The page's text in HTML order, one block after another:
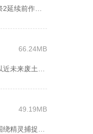
偶像梦幻祭2延续前作完整世界观，玩家以制作人身份陪伴49位少...
66.24MB
火线战姬以近未来废土世界为故事舞台，融合二次元战姬收集、轻策...
49.19MB
口袋精灵围绕精灵捕捉、养成、回合对战搭建完整冒险体系，玩家化...